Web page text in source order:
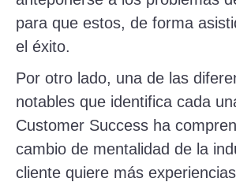
para que estos, de forma
el éxito.
Por otro lado, una de las
notables que identifica cada
Customer Success ha
cambio de mentalidad de la
cliente quiere más